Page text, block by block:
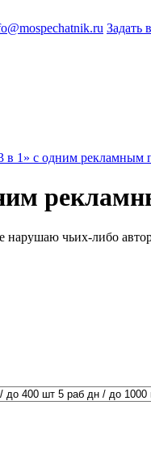
Задать
в 1» с одним рекламным
нарушаю чьих-либо